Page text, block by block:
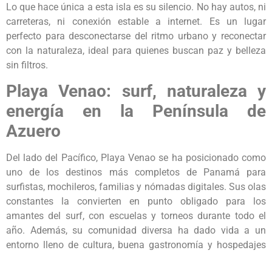
Lo que hace única a esta isla es su silencio. No hay autos, ni
carreteras, ni conexión estable a internet. Es un lugar
perfecto para desconectarse del ritmo urbano y reconectar
con la naturaleza, ideal para quienes buscan paz y belleza
sin filtros.
Playa Venao: surf, naturaleza y
energía en la Península de
Azuero
Del lado del Pacífico, Playa Venao se ha posicionado como
uno de los destinos más completos de Panamá para
surfistas, mochileros, familias y nómadas digitales. Sus olas
constantes la convierten en punto obligado para los
amantes del surf, con escuelas y torneos durante todo el
año. Además, su comunidad diversa ha dado vida a un
entorno lleno de cultura, buena gastronomía y hospedajes